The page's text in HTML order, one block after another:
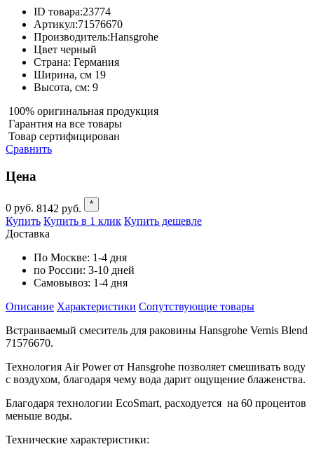
ID товара:23774
Артикул:71576670
Производитель:Hansgrohe
Цвет черный
Страна: Германия
Ширина, см 19
Высота, см: 9
100% оригинальная продукция
Гарантия на все товары
Товар сертифицирован
Сравнить
Цена
0 руб. 8142 руб. *
Купить Купить в 1 клик Купить дешевле
Доставка
По Москве: 1-4 дня
по России: 3-10 дней
Самовывоз: 1-4 дня
Описание Характеристики Cопутствующие товары
Встраиваемый смеситель для раковины Hansgrohe Vernis Blend
71576670.
Технология Air Power от Hansgrohe позволяет смешивать воду
с воздухом, благодаря чему вода дарит ощущение блаженства.
Благодаря технологии EcoSmart, расходуется на 60 процентов
меньше воды.
Технические характеристики: